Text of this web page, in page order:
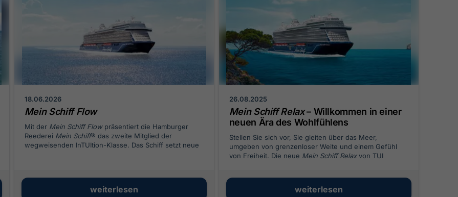
18.06.2026
Mein Schiff Flow
Mit der Mein Schiff Flowpräsentiert die Hamburger
Reederei Mein Schiff® das zweite Mitglied der
wegweisenden InTUItion-Klasse. Das Schiff setzt neue
weiterlesen
26.08.2025
Mein Schiff Relax– Willkommen in einer
neuen Ära des Wohlfühlens
Stellen Sie sich vor, Sie gleiten über das Meer,
umgeben von grenzenloser Weite und einem Gefühl
von Freiheit. Die neue Mein Schiff Relaxvon TUI
mehr Entspannung zu bieten.
weiterlesen